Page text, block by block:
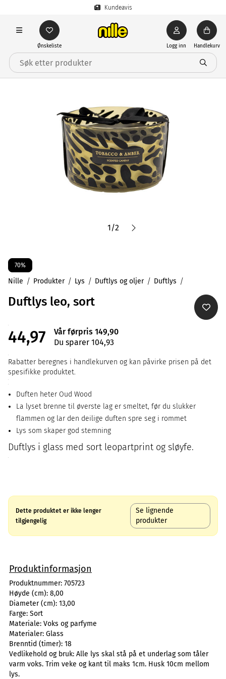
Kundeavis
Ønskeliste Logg inn Handlekurv
1/2
70%
Nille Produkter Lys Duftlys og oljer Duftlys
Duftlys leo, sort
44,97
Vår førpris 149,90
Du sparer 104,93
Rabatter beregnes i handlekurven og kan påvirke prisen på det
spesifikke produktet.
Duften heter Oud Wood
La lyset brenne til øverste lag er smeltet, før du slukker
flammen og lar den deilige duften spre seg i rommet
Lys som skaper god stemning
Duftlys i glass med sort leopartprint og sløyfe.
Dette produktet er ikke lenger
tilgjengelig
Se lignende
produkter
Produktinformasjon
Produktnummer: 705723
Høyde (cm): 8,00
Diameter (cm): 13,00
Farge: Sort
Materiale: Voks og parfyme
Materialer: Glass
Brenntid (timer): 18
Vedlikehold og bruk: Alle lys skal stå på et underlag som tåler
varm voks. Trim veke og kant til maks 1cm. Husk 10cm mellom
lys.